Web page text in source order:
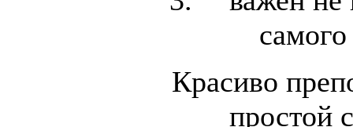
Красиво
простой